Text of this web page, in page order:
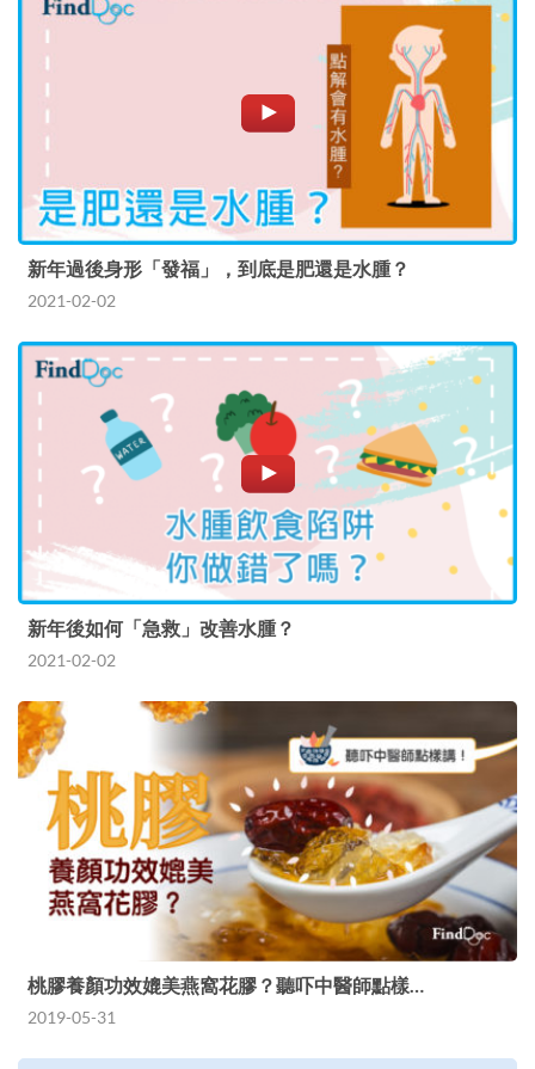
新年過後身形「發福」，到底是肥還是水腫？
2021-02-02
新年後如何「急救」改善水腫？
2021-02-02
桃膠養顏功效媲美燕窩花膠？聽吓中醫師點樣…
2019-05-31